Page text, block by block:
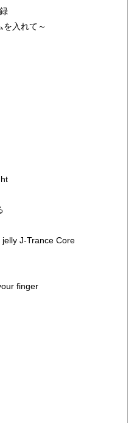
入れて～
J-Trance Core
finger